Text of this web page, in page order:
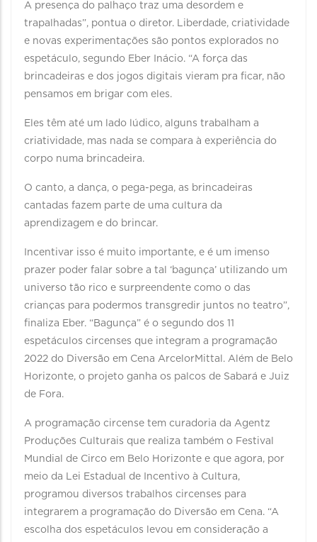
A presença do palhaço traz uma desordem e
trapalhadas”, pontua o diretor. Liberdade, criatividade
e novas experimentações são pontos explorados no
espetáculo, segundo Eber Inácio. “A força das
brincadeiras e dos jogos digitais vieram pra ficar, não
pensamos em brigar com eles.
Eles têm até um lado lúdico, alguns trabalham a
criatividade, mas nada se compara à experiência do
corpo numa brincadeira.
O canto, a dança, o pega-pega, as brincadeiras
cantadas fazem parte de uma cultura da
aprendizagem e do brincar.
Incentivar isso é muito importante, e é um imenso
prazer poder falar sobre a tal ‘bagunça’ utilizando um
universo tão rico e surpreendente como o das
crianças para podermos transgredir juntos no teatro”,
finaliza Eber. “Bagunça” é o segundo dos 11
espetáculos circenses que integram a programação
2022 do Diversão em Cena ArcelorMittal. Além de Belo
Horizonte, o projeto ganha os palcos de Sabará e Juiz
de Fora.
A programação circense tem curadoria da Agentz
Produções Culturais que realiza também o Festival
Mundial de Circo em Belo Horizonte e que agora, por
meio da Lei Estadual de Incentivo à Cultura,
programou diversos trabalhos circenses para
integrarem a programação do Diversão em Cena. “A
escolha dos espetáculos levou em consideração a